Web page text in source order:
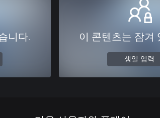
니다. 이 콘텐츠는 잠겨
생일 입력